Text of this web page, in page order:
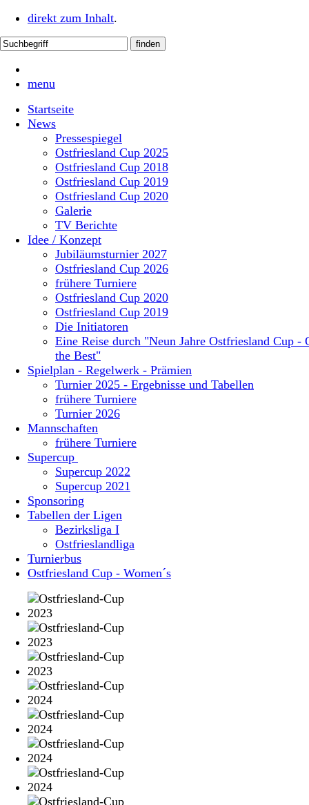
direkt zum Inhalt.
menu
Startseite
News
Pressespiegel
Ostfriesland Cup 2025
Ostfriesland Cup 2018
Ostfriesland Cup 2019
Ostfriesland Cup 2020
Galerie
TV Berichte
Idee / Konzept
Jubiläumsturnier 2027
Ostfriesland Cup 2026
frühere Turniere
Ostfriesland Cup 2020
Ostfriesland Cup 2019
Die Initiatoren
Eine Reise durch "Neun Jahre Ostfriesland Cup -
the Best"
Spielplan - Regelwerk - Prämien
Turnier 2025 - Ergebnisse und Tabellen
frühere Turniere
Turnier 2026
Mannschaften
frühere Turniere
Supercup
Supercup 2022
Supercup 2021
Sponsoring
Tabellen der Ligen
Bezirksliga I
Ostfrieslandliga
Turnierbus
Ostfriesland Cup - Women´s